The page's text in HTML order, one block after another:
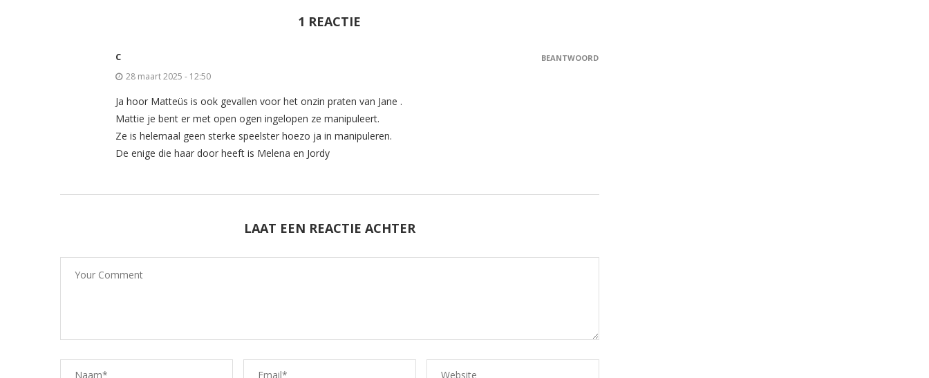
1 REACTIE
C
28 maart 2025 - 12:50
Ja hoor Matteüs is ook gevallen voor het onzin praten van Jane .
Mattie je bent er met open ogen ingelopen ze manipuleert.
Ze is helemaal geen sterke speelster hoezo ja in manipuleren.
De enige die haar door heeft is Melena en Jordy
BEANTWOORD
LAAT EEN REACTIE ACHTER